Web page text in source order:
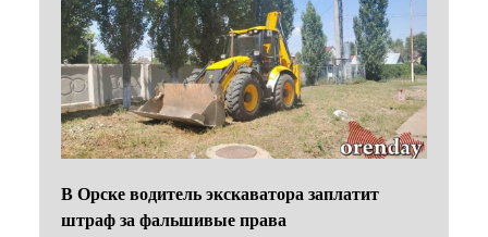
В Орске водитель экскаватора заплатит
штраф за фальшивые права